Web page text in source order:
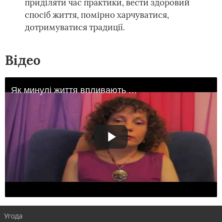
приділяти час практики, вести здоровий
спосіб життя, помірно харчуватися,
дотримуватися традиції.
Відео
Як минулі життя впливають на життя
Угода